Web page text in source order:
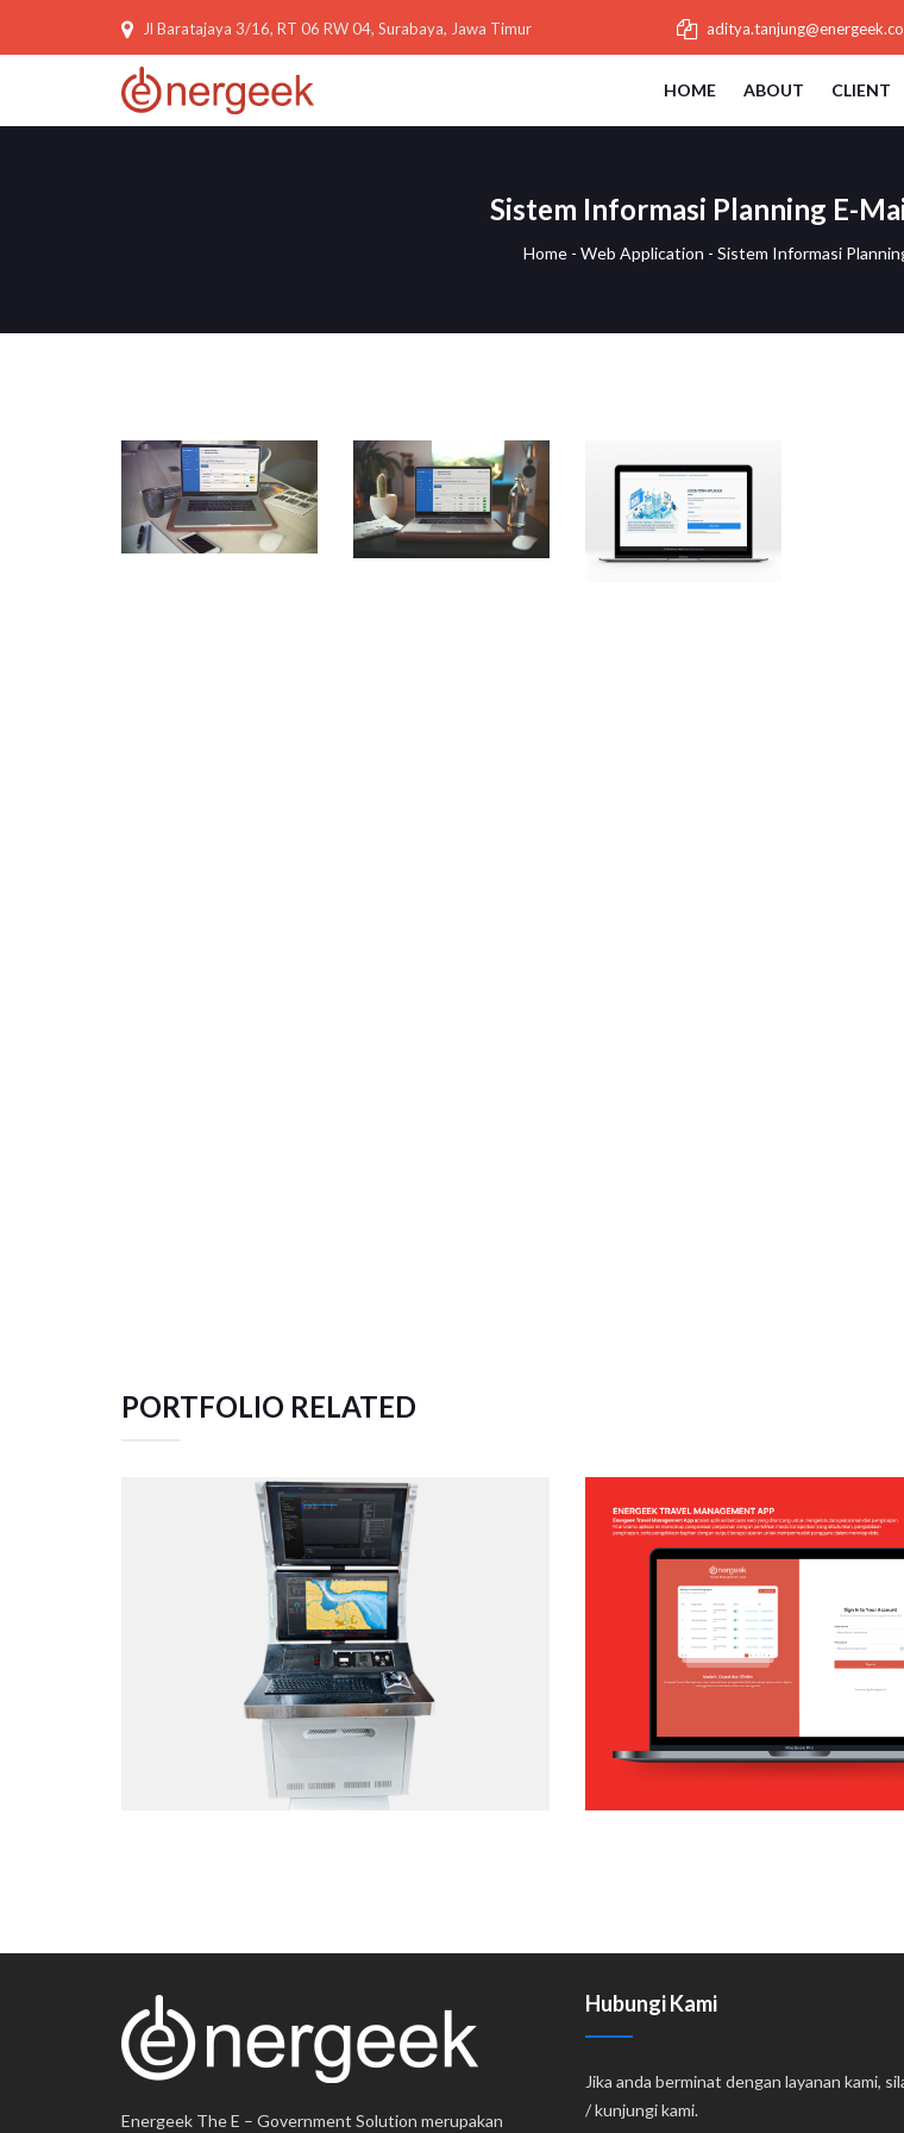
Jl Baratajaya 3/16, RT 06 RW 04, Surabaya, Jawa Timur
HOME ABOUT CLIENT
Sistem Informasi Planning E-
Home - Web Application - Sistem Informasi
PORTFOLIO RELATED
TACTICAL TEAM TRAINER – NAVAL
SIMULATION SYSTEM
Web Application
ENERGEEK – TRAVEL
Energeek The E – Government Solution merupakan
Hubungi Kami
Jika anda berminat dengan layanan kami,
/ kunjungi kami.